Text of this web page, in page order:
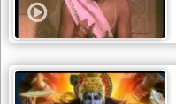
miscellaneous
bhajans
विष्णु
भजन
vishnu
bhajans